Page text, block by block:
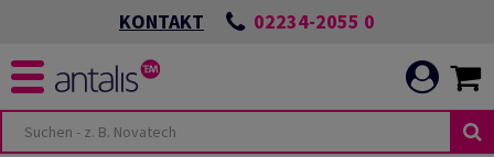
KONTAKT 02234-2055 0